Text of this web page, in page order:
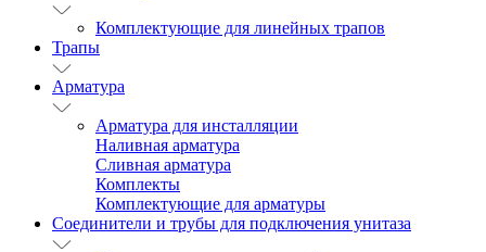
Комплектующие для линейных трапов
Трапы
Арматура
Арматура для инсталляции
Наливная арматура
Сливная арматура
Комплекты
Комплектующие для арматуры
Соединители и трубы для подключения унитаза